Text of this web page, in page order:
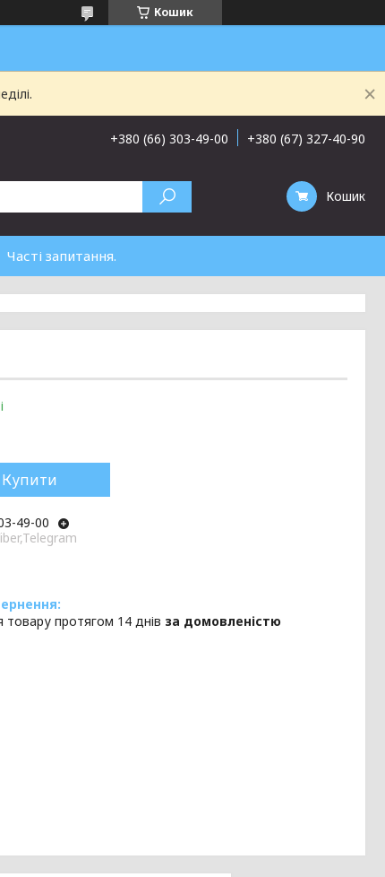
Кошик
+380 (66) 303-49-00 +380 (67) 327-40-90
Кошик
Часті запитання.
Купити
49-00
товару протягом 14 днів за домовленістю